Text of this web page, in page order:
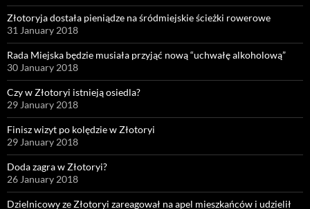
Złotoryja dostała pieniądze na śródmiejskie ścieżki rowerowe
31 January 2018
Rada Miejska będzie musiała przyjąć nową “uchwałę alkoholową”
30 January 2018
Czy w Złotoryi istnieją osiedla?
29 January 2018
Finisz wizyt po kolędzie w Złotoryi
29 January 2018
Doda zagra w Złotoryi?
26 January 2018
Dzielnicowy ze Złotoryi zareagował na apel mieszkańców i udzielił